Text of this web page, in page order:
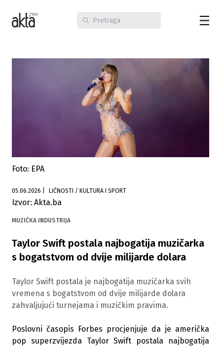
Foto: EPA
05.06.2026 LIČNOSTI / KULTURA I SPORT
Izvor: Akta.ba
MUZIČKA INDUSTRIJA
Taylor Swift postala najbogatija muzičarka
s bogatstvom od dvije milijarde dolara
Taylor Swift postala je najbogatija muzičarka svih
vremena s bogatstvom od dvije milijarde dolara
zahvaljujući turnejama i muzičkim pravima.
Poslovni časopis Forbes procjenjuje da je američka
pop superzvijezda Taylor Swift postala najbogatija